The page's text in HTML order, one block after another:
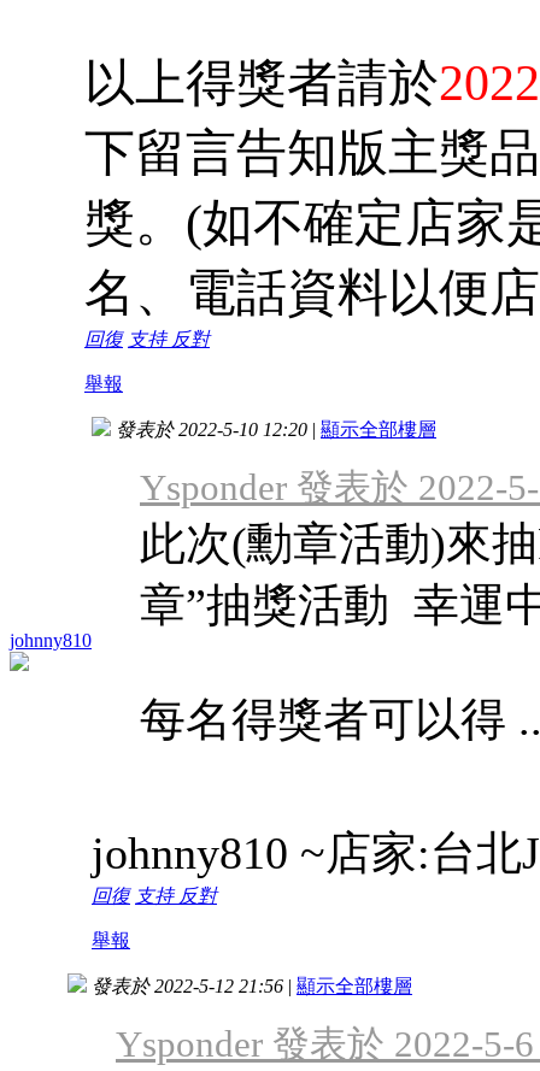
以上得獎者請於
下留言告知版主獎
獎。(如不確定店家
名、電話資料以便
回復 支持 反對
舉報
johnny810
發表於 2022-5-10 12:20 | 顯示全部樓層
Ysponder 發表於 2022-
此次(勳章活動)來
章”抽獎活動 幸運
每名得獎者可以得
johnny810 ~店家:台北
回復 支持 反對
舉報
發表於 2022-5-12 21:56 | 顯示全部樓層
Ysponder 發表於 2022-5-